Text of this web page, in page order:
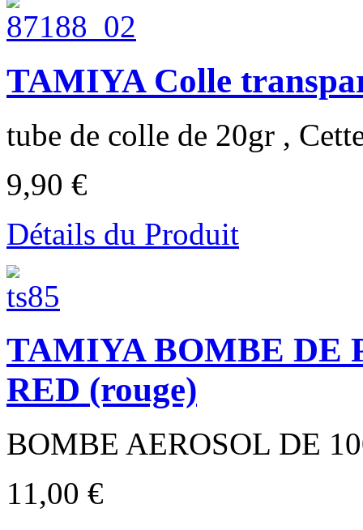
TAMIYA Colle
tube de colle de 20gr ,
9,90 €
Détails du Produit
TAMIYA BOMBE DE
RED (rouge)
BOMBE AEROSOL DE
11,00 €